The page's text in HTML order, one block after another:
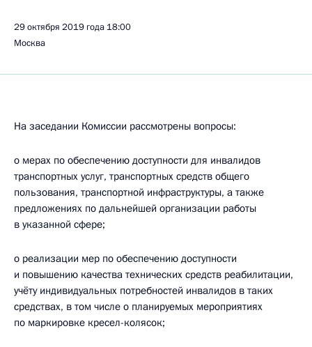
29 октября 2019 года 18:00
Москва
На заседании Комиссии рассмотрены вопросы:
о мерах по обеспечению доступности для инвалидов
транспортных услуг, транспортных средств общего
пользования, транспортной инфраструктуры, а также
предложениях по дальнейшей организации работы
в указанной сфере;
о реализации мер по обеспечению доступности
и повышению качества технических средств реабилитации,
учёту индивидуальных потребностей инвалидов в таких
средствах, в том числе о планируемых мероприятиях
по маркировке кресел-колясок;